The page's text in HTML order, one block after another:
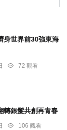
身世界前30強東海
72 觀看
轉銀髮共創再青春
106 觀看